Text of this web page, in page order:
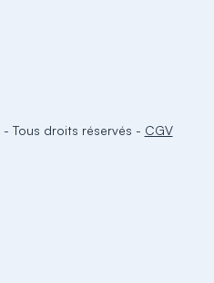
- Tous droits réservés - CGV